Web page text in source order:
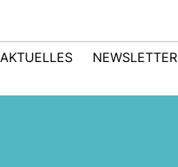
AKTUELLES NEWSLETTER